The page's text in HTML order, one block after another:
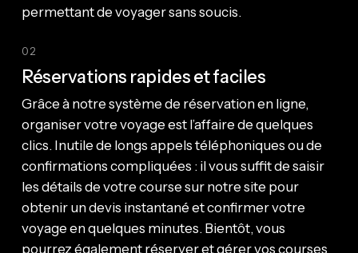
permettant de voyager sans soucis.
02
Réservations rapides et faciles
Grâce à notre système de réservation en ligne,
organiser votre voyage est l’affaire de quelques
clics. Inutile de longs appels téléphoniques ou de
confirmations compliquées : il vous suffit de saisir
les détails de votre course sur notre site pour
obtenir un devis instantané et confirmer votre
voyage en quelques minutes. Bientôt, vous
pourrez également réserver et gérer vos courses